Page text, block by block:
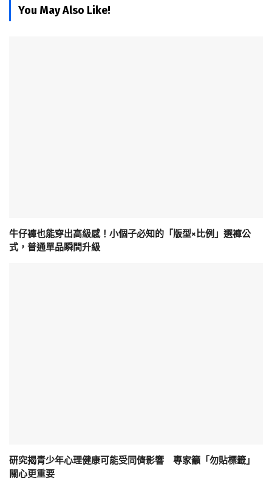
You May Also Like!
牛仔褲也能穿出高級感！小個子必知的「版型×比例」選褲公
式，普通單品瞬間升級
研究揭青少年心理健康可能受同儕影響 專家籲「勿貼標籤」
關心更重要